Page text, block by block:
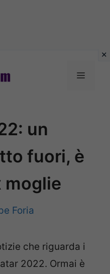
Menu
un
fuori, è
moglie
Foria
che riguarda i
2022. Ormai è